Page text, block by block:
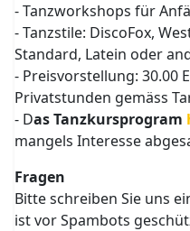
- Tanzworkshops für
- Tanzstile: DiscoFox,
Standard, Latein oder
- Preisvorstellung: 30.00
Privatstunden gemäss
- Das Tanzkursprogram
mangels Interesse
Fragen
Bitte schreiben Sie uns
ist vor Spambots